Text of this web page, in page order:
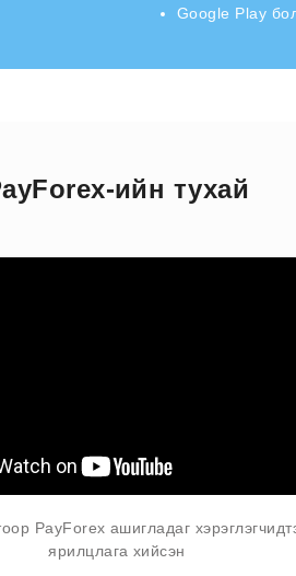
Google Play
ийн тухай
PayForex ашигладаг
ярилцлага хийсэн